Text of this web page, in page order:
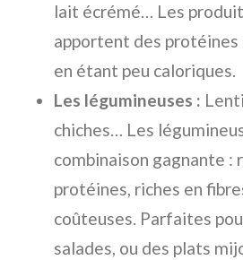
lait écrémé… Les
apportent des
en étant peu caloriques.
Les légumineuses :
chiches… Les
combinaison gagnante :
protéines, riches en
coûteuses. Parfaites
salades, ou des plats